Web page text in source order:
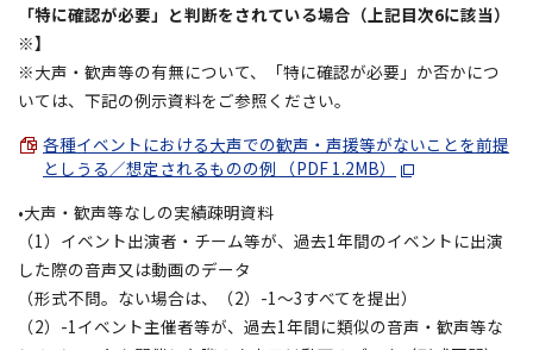
「特に確認が必要」と判断をされている場合（上記目次6に該当）
※】
※大声・歓声等の有無について、「特に確認が必要」か否かにつ
いては、下記の例示資料をご参照ください。
各種イベントにおける大声での歓声・声援等がないことを前提
としうる／想定されるものの例 （PDF 1.2MB）
•大声・歓声等なしの実績疎明資料
（1）イベント出演者・チーム等が、過去1年間のイベントに出演
した際の音声又は動画のデータ
（形式不問。ない場合は、（2）-1～3すべてを提出）
（2）-1イベント主催者等が、過去1年間に類似の音声・歓声等な